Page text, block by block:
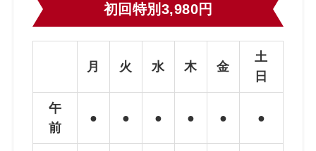
初回特別3,980円
月 火 水 木 金
土
日
午
前
● ● ● ● ● ●